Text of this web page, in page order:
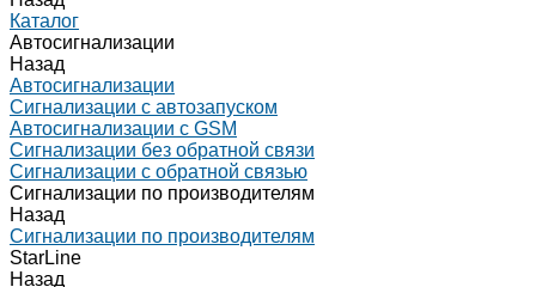
Каталог
Автосигнализации
Назад
Автосигнализации
Сигнализации с автозапуском
Автосигнализации с GSM
Сигнализации без обратной связи
Сигнализации с обратной связью
Сигнализации по производителям
Назад
Сигнализации по производителям
StarLine
Назад